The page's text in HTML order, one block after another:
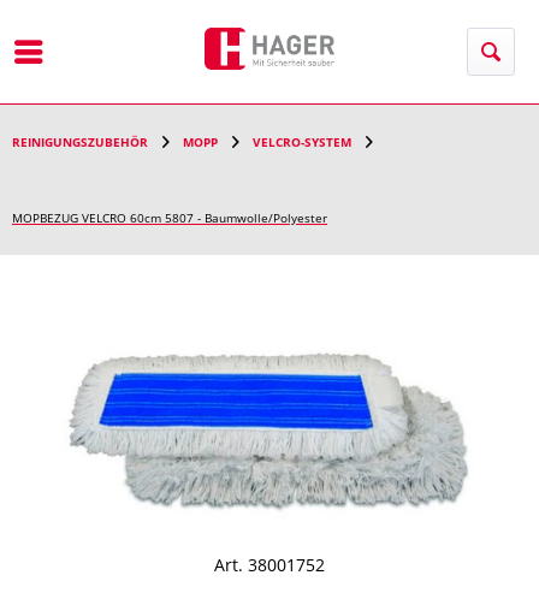
REINIGUNGSZUBEHÖR MOPP VELCRO-SYSTEM
MOPBEZUG VELCRO 60cm 5807 - Baumwolle/Polyester
Art. 38001752